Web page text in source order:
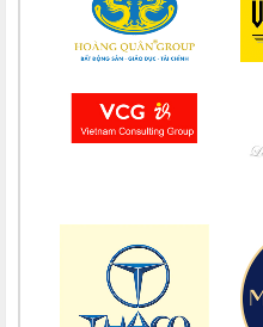
Chúc mừng bổn mạng Chị
Chúc mừng bổn mạng Chị
Chúc mừng bổn mạng Maria
Chúc mừng bổn mạng Maria
Chúc mừng bổn mạng Maria